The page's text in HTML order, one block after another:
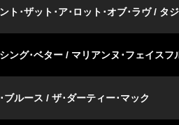
ト･ザット･ア･ロット･オブ･ラヴ / タ
ング･ベター / マリアンヌ･フェイスフ
ブルース / ザ･ダーティー･マック